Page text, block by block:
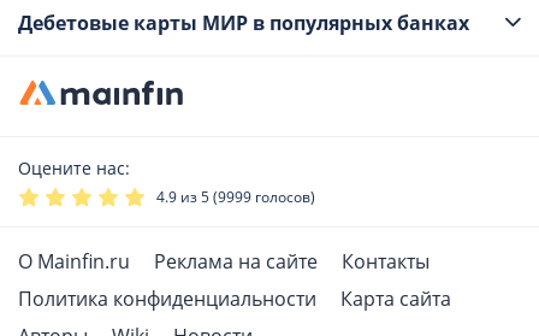
Дебетовые карты МИР в популярных банках
Оцените нас:
4.9 из 5 (9999 голосов)
О Mainfin.ru Реклама на сайте
Контакты
Политика конфиденциальности
Карта сайта